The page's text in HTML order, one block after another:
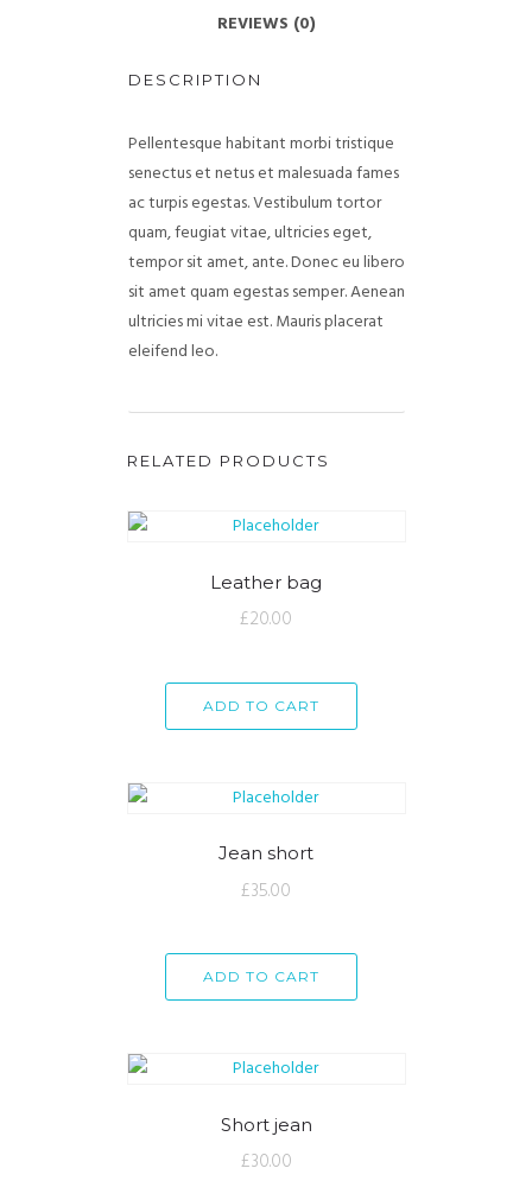
REVIEWS (0)
DESCRIPTION
Pellentesque habitant morbi tristique
senectus et netus et malesuada fames
ac turpis egestas. Vestibulum tortor
quam, feugiat vitae, ultricies eget,
tempor sit amet, ante. Donec eu libero
sit amet quam egestas semper. Aenean
ultricies mi vitae est. Mauris placerat
eleifend leo.
RELATED PRODUCTS
Leather bag
£20.00
ADD TO CART
Jean short
£35.00
ADD TO CART
Short jean
£30.00